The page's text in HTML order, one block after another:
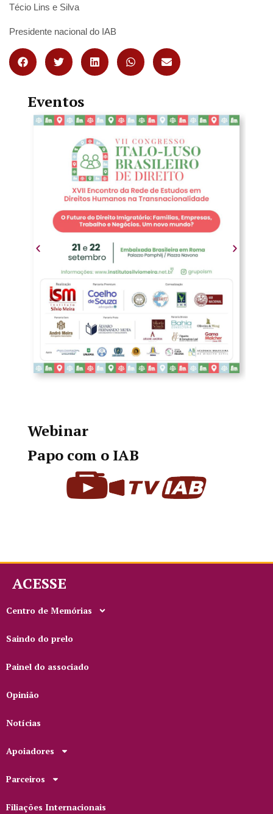
Técio Lins e Silva
Presidente nacional do IAB
Eventos
Webinar
Papo com o IAB
ACESSE
Centro de Memórias
Saindo do prelo
Painel do associado
Opinião
Notícias
Apoiadores
Parceiros
Filiações Internacionais